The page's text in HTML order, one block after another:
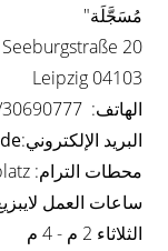
مُسَجَّلَة"
Seeburgstraße 20
04103 Leipzig
الهاتف: 0341/30690777
البريد الإلكتروني:
محطات الترام: Wilhelm-Leuschner-Platz، Roßplatz
ساعات العمل
الثلاثاء 2 م - 4 م